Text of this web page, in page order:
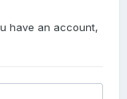
have an account,